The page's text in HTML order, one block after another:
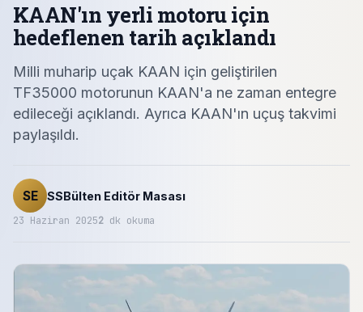
KAAN'ın yerli motoru için
hedeflenen tarih açıklandı
Milli muharip uçak KAAN için geliştirilen
TF35000 motorunun KAAN'a ne zaman entegre
edileceği açıklandı. Ayrıca KAAN'ın uçuş takvimi
paylaşıldı.
SE SSBülten Editör Masası
23 Haziran 20252 dk okuma